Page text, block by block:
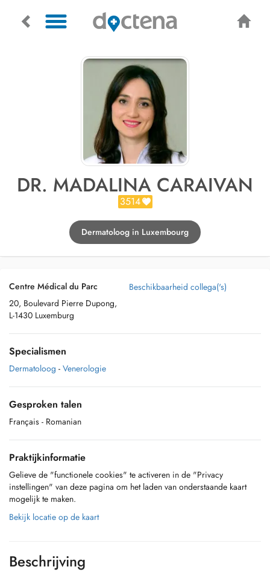
DR. MADALINA CARAIVAN
3514
Dermatoloog in Luxembourg
Centre Médical du Parc
20, Boulevard Pierre Dupong,
L-1430 Luxemburg
Beschikbaarheid collega('s)
Specialismen
Dermatoloog - Venerologie
Gesproken talen
Français - Romanian
Praktijkinformatie
Gelieve de "functionele cookies" te activeren in de "Privacy
instellingen" van deze pagina om het laden van onderstaande kaart
mogelijk te maken.
Bekijk locatie op de kaart
Beschrijving